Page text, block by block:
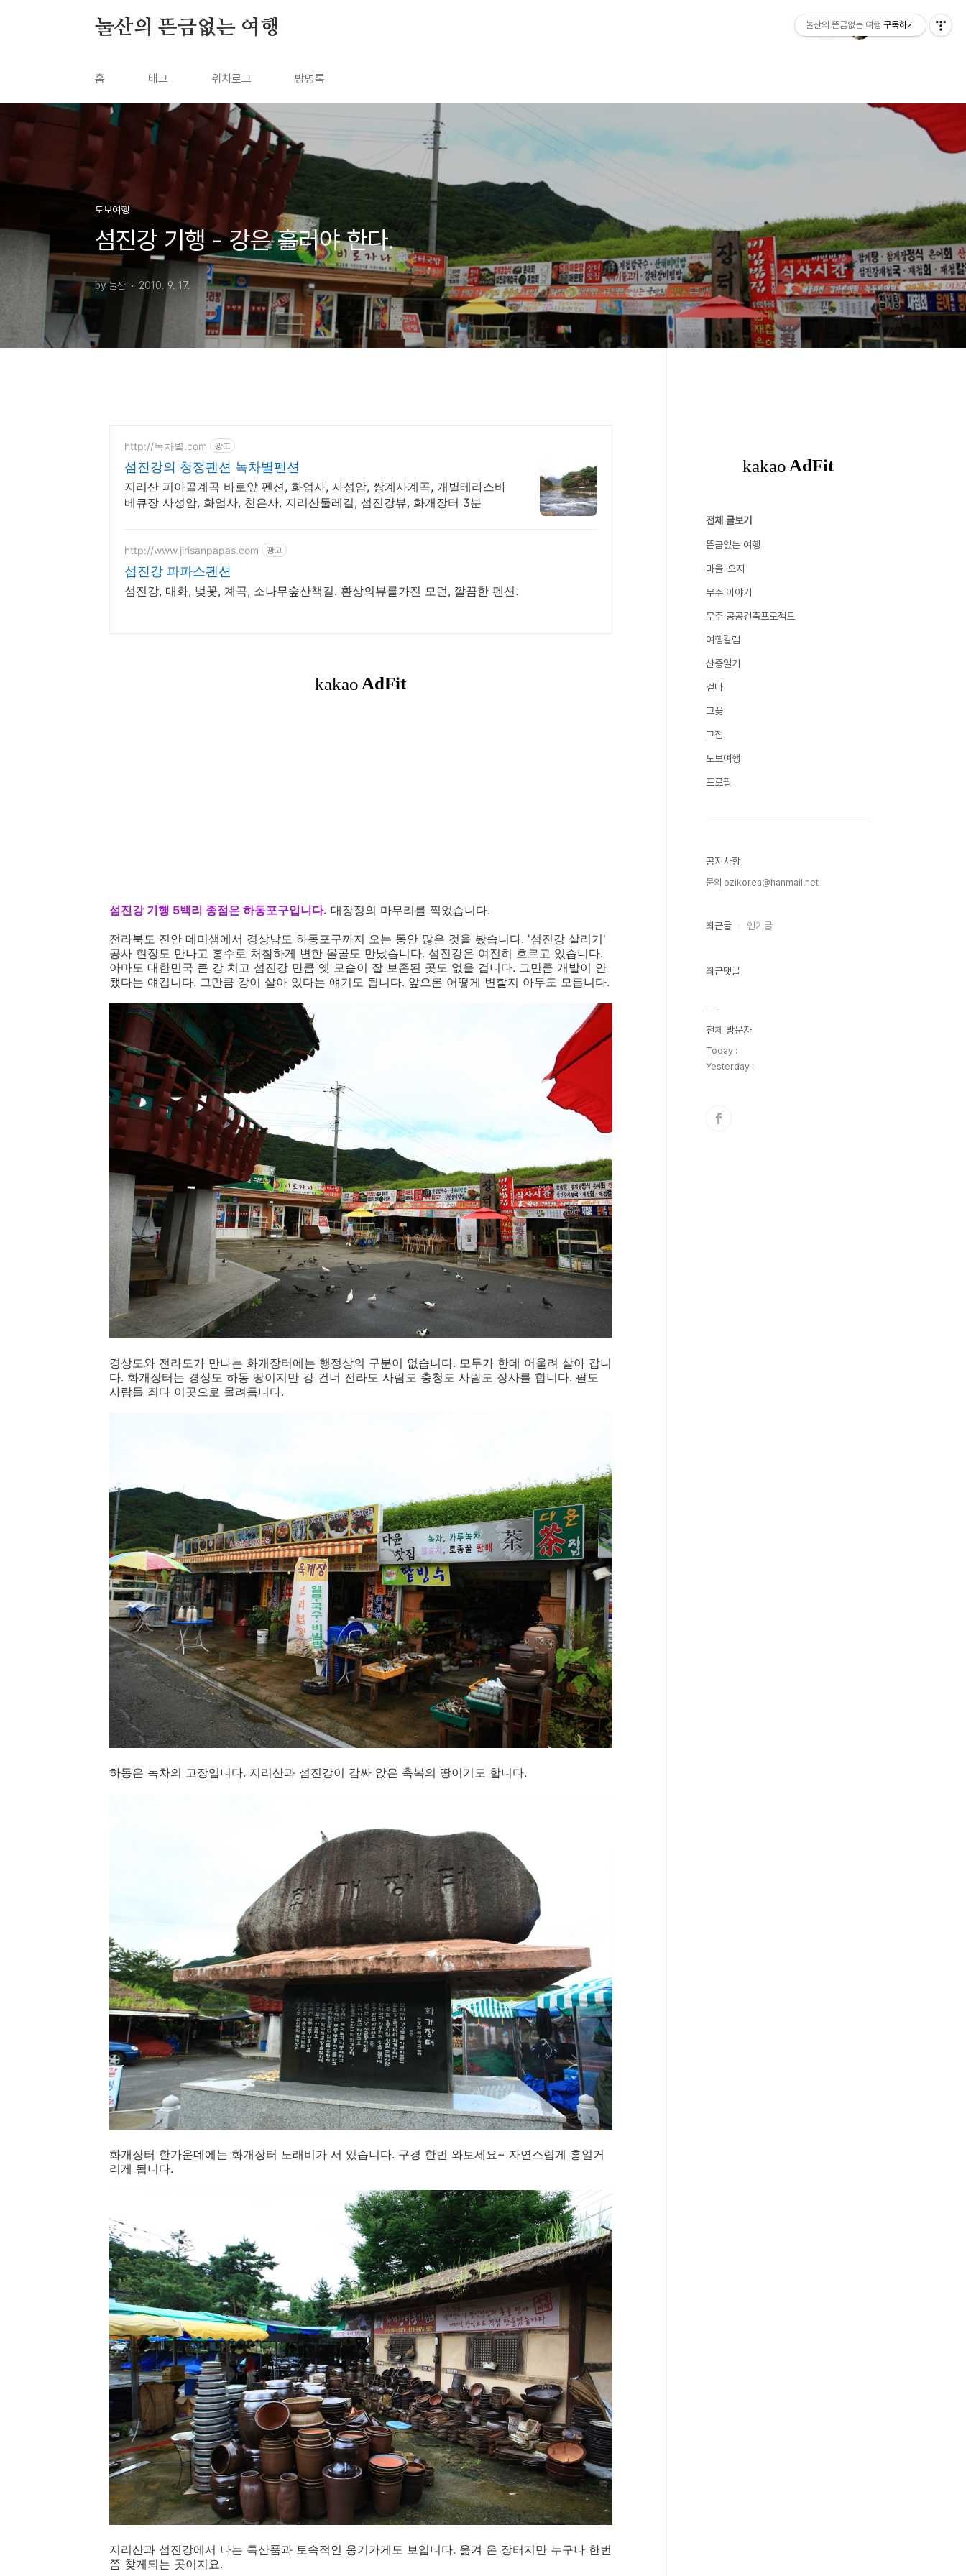
눌산의 뜬금없는 여행
홈 태그 위치로그 방명록
도보여행
섬진강 기행 - 강은 흘러야 한다.
by 눌산 2010. 9. 17.
http://녹차별.com 광고
섬진강의 청정펜션 녹차별펜션
지리산 피아골계곡 바로앞 펜션, 화엄사, 사성암, 쌍계사계곡, 개별테라스바
베큐장 사성암, 화엄사, 천은사, 지리산둘레길, 섬진강뷰, 화개장터 3분
http://www.jirisanpapas.com 광고
섬진강 파파스펜션
섬진강, 매화, 벚꽃, 계곡, 소나무숲산책길. 환상의뷰를가진 모던, 깔끔한 펜션.
섬진강 기행 5백리 종점은 하동포구입니다. 대장정의 마무리를 찍었습니다.
전라북도 진안 데미샘에서 경상남도 하동포구까지 오는 동안 많은 것을 봤습니다. '섬진강 살리기'
공사 현장도 만나고 홍수로 처참하게 변한 몰골도 만났습니다. 섬진강은 여전히 흐르고 있습니다.
아마도 대한민국 큰 강 치고 섬진강 만큼 옛 모습이 잘 보존된 곳도 없을 겁니다. 그만큼 개발이 안
됐다는 얘깁니다. 그만큼 강이 살아 있다는 얘기도 됩니다. 앞으론 어떻게 변할지 아무도 모릅니다.
경상도와 전라도가 만나는 화개장터에는 행정상의 구분이 없습니다. 모두가 한데 어울려 살아 갑니
다. 화개장터는 경상도 하동 땅이지만 강 건너 전라도 사람도 충청도 사람도 장사를 합니다. 팔도
사람들 죄다 이곳으로 몰려듭니다.
하동은 녹차의 고장입니다. 지리산과 섬진강이 감싸 앉은 축복의 땅이기도 합니다.
화개장터 한가운데에는 화개장터 노래비가 서 있습니다. 구경 한번 와보세요~ 자연스럽게 흥얼거
리게 됩니다.
지리산과 섬진강에서 나는 특산품과 토속적인 옹기가게도 보입니다. 옮겨 온 장터지만 누구나 한번
쯤 찾게되는 곳이지요.
전체 글보기
뜬금없는 여행
마을-오지
무주 이야기
무주 공공건축프로젝트
여행칼럼
산중일기
걷다
그꽃
그집
도보여행
프로필
공지사항
문의 ozikorea@hanmail.net
최근글 인기글
최근댓글
전체 방문자
Today :
Yesterday :
눌산의 뜬금없는 여행 구독하기